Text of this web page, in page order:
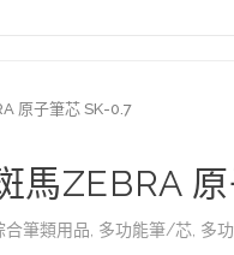
原子筆芯 SK-0.7
馬ZEBRA
合筆類用品 多功能筆/芯, 多